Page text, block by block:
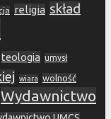
religia skład
teologia umysł
wiara wolność
Wydawnictwo